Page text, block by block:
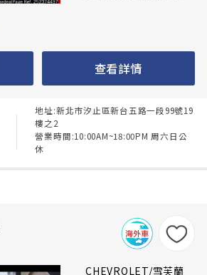
查看詳情
地址:新北市汐止區新台五路一段99號19
樓之2
營業時間:10:00AM~18:00PM 周六日公
休
CHEVROLET/雪芙蘭